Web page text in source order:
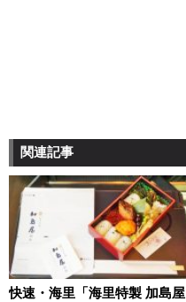
関連記事
快速・海里「海里特製 加島屋